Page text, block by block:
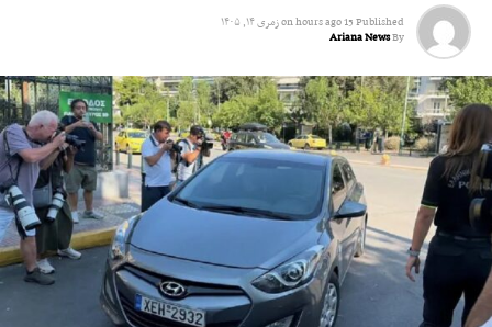
Published
15 hours ago
onزمری ۱۴, ۱۴۰۵
By
Ariana News